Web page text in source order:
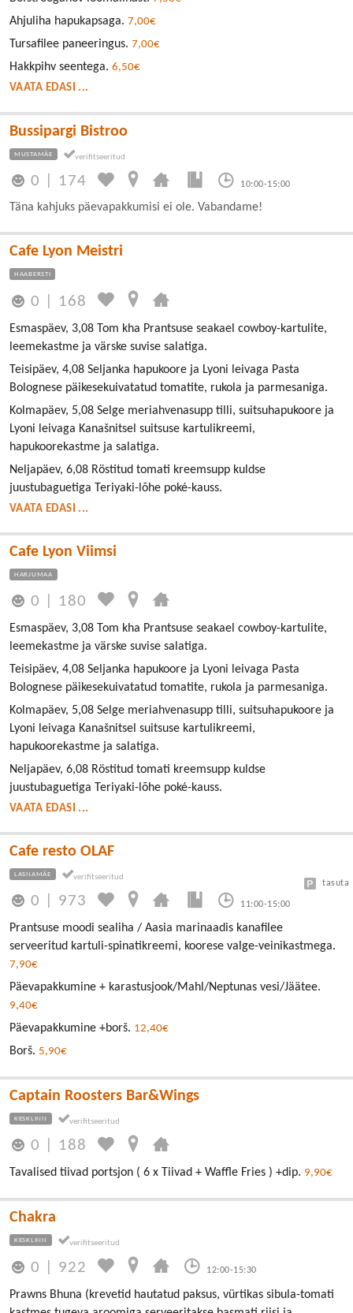
Ahjuliha hapukapsaga. 7,00€
Tursafilee paneeringus. 7,00€
Hakkpihv seentega. 6,50€
VAATA EDASI ...
Bussipargi Bistroo
MUSTAMÄE
0 174 10:00-15:00
Täna kahjuks päevapakkumisi ei ole. Vabandame!
Cafe Lyon Meistri
HAABERSTI
0 168
Esmaspäev, 3,08 Tom kha Prantsuse seakael cowboy-kartulite,
leemekastme ja värske suvise salatiga.
Teisipäev, 4,08 Seljanka hapukoore ja Lyoni leivaga Pasta
Bolognese päikesekuivatatud tomatite, rukola ja parmesaniga.
Kolmapäev, 5,08 Selge meriahvenasupp tilli, suitsuhapukoore ja
Lyoni leivaga Kanašnitsel suitsuse kartulikreemi,
hapukoorekastme ja salatiga.
Neljapäev, 6,08 Röstitud tomati kreemsupp kuldse
juustubaguetiga Teriyaki-lõhe poké-kauss.
VAATA EDASI ...
Cafe Lyon Viimsi
HARJUMAA
0 180
Esmaspäev, 3,08 Tom kha Prantsuse seakael cowboy-kartulite,
leemekastme ja värske suvise salatiga.
Teisipäev, 4,08 Seljanka hapukoore ja Lyoni leivaga Pasta
Bolognese päikesekuivatatud tomatite, rukola ja parmesaniga.
Kolmapäev, 5,08 Selge meriahvenasupp tilli, suitsuhapukoore ja
Lyoni leivaga Kanašnitsel suitsuse kartulikreemi,
hapukoorekastme ja salatiga.
Neljapäev, 6,08 Röstitud tomati kreemsupp kuldse
juustubaguetiga Teriyaki-lõhe poké-kauss.
VAATA EDASI ...
Cafe resto OLAF
LASNAMÄE
0 973 11:00-15:00
tasuta
Prantsuse moodi sealiha / Aasia marinaadis kanafilee
serveeritud kartuli-spinatikreemi, koorese valge-veinikastmega.
7,90€
Päevapakkumine + karastusjook/Mahl/Neptunas vesi/Jäätee.
9,40€
Päevapakkumine +borš. 12,40€
Borš. 5,90€
Captain Roosters Bar&Wings
KESKLINN
0 188
Tavalised tiivad portsjon ( 6 x Tiivad + Waffle Fries ) +dip. 9,90€
Chakra
KESKLINN
0 922 12:00-15:30
Prawns Bhuna (krevetid hautatud paksus, vürtikas sibula-tomati